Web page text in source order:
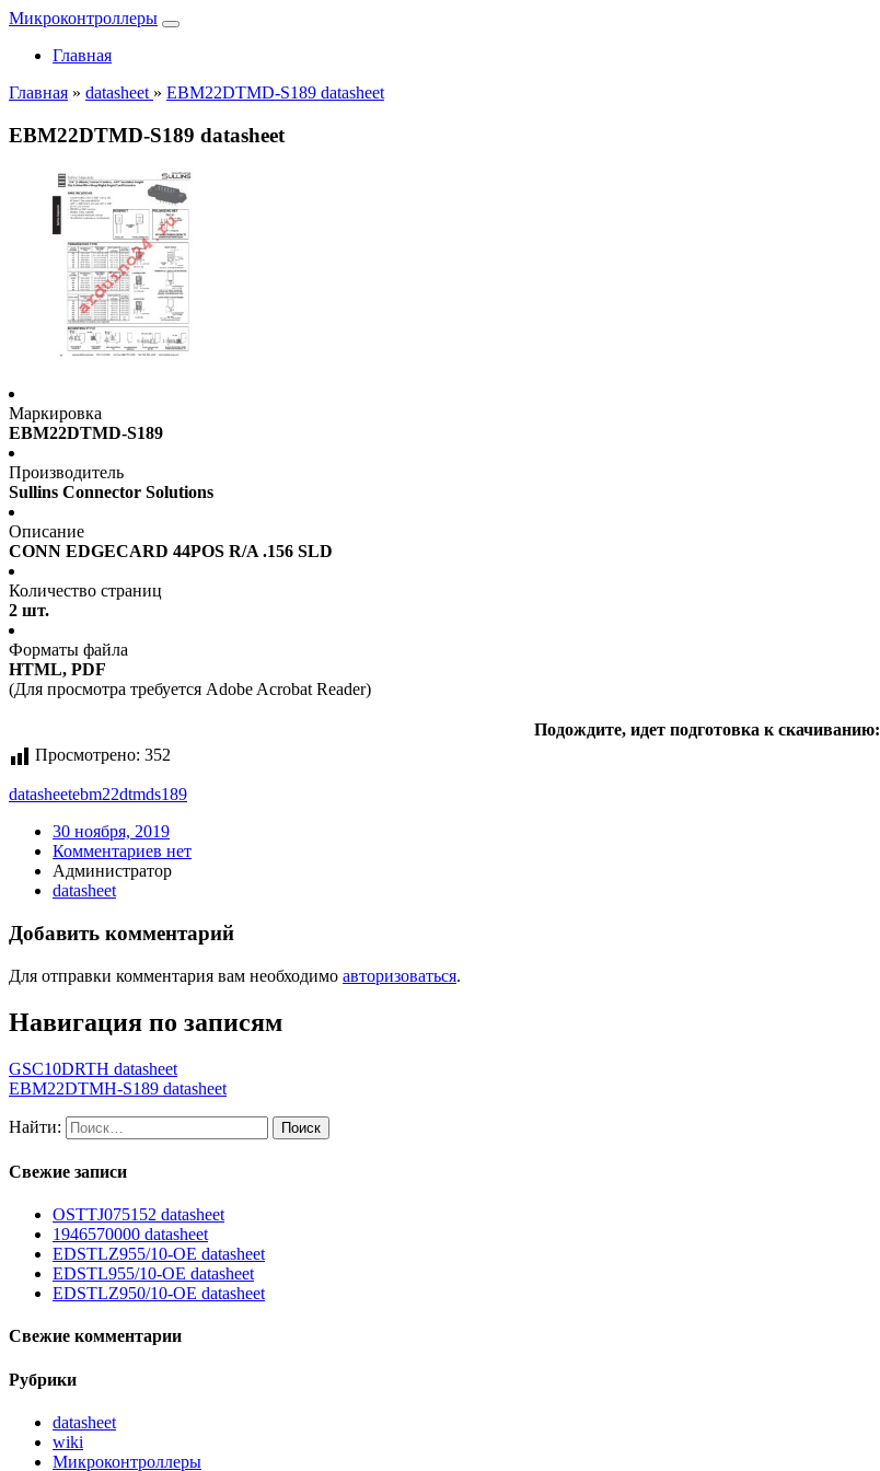
Микроконтроллеры
Главная
Главная » datasheet » EBM22DTMD-S189 datasheet
EBM22DTMD-S189 datasheet
Маркировка
EBM22DTMD-S189
Производитель
Sullins Connector Solutions
Описание
CONN EDGECARD 44POS R/A .156 SLD
Количество страниц
2 шт.
Форматы файла
HTML, PDF
(Для просмотра требуется Adobe Acrobat Reader)
Подождите, идет подготовка к скачиванию:
Просмотрено: 352
datasheetebm22dtmds189
30 ноября, 2019
Комментариев нет
Администратор
datasheet
Добавить комментарий
Для отправки комментария вам необходимо авторизоваться.
Навигация по записям
GSC10DRTH datasheet
EBM22DTMH-S189 datasheet
Найти:
Свежие записи
OSTTJ075152 datasheet
1946570000 datasheet
EDSTLZ955/10-OE datasheet
EDSTL955/10-OE datasheet
EDSTLZ950/10-OE datasheet
Свежие комментарии
Рубрики
datasheet
wiki
Микроконтроллеры